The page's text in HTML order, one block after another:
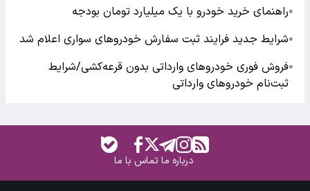
●راهنمای خرید خودرو با یک میلیارد تومان بودجه
●شرایط جدید فرایند ثبت سفارش خودروهای سواری اعلام شد
●فروش فوری خودروهای وارداتی بدون قرعه‌کشی/شرایط
ثبت‌نام خودروهای وارداتی
درباره ماتماس با ما